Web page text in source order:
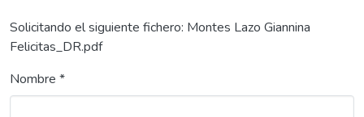
Solicitando el siguiente fichero: Montes Lazo Giannina
Felicitas_DR.pdf
Nombre *